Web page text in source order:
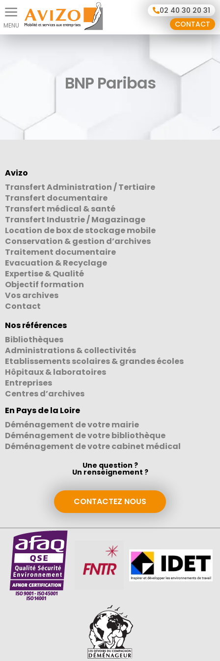
02 40 30 20 31
CONTACT
BNP Paribas
Avizo
Transfert Administration / Tertiaire
Transfert documentaire
Transfert médical & santé
Transfert Industrie / Magazinage
Location de box de stockage mobile
Conservation & gestion d’archives
Traitement documentaire
Evacuation & Recyclage
Expertise & Qualité
Objectif formation
Vos archives
Contact
Nos références
Bibliothèques
Administrations & collectivités
Etablissements scolaires & grandes écoles
Hôpitaux & laboratoires
Entreprises
Centres d’archives
En Pays de la Loire
Déménagement de votre mairie
Déménagement de votre bibliothèque
Déménagement de votre cabinet médical
Une question ?
Un renseignement ?
CONTACTEZ NOUS
Panneau de gestion des cookies